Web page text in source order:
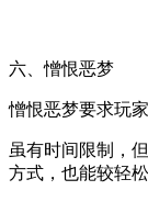
六、憎恨恶梦
憎恨恶梦要求玩
虽有时间限制，
方式，也能较轻